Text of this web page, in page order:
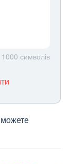
1000 символів
можете